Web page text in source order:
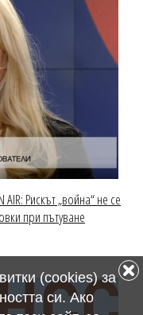
Рискът „война“ не се
при пътуване
(cookies) за
си. Ако